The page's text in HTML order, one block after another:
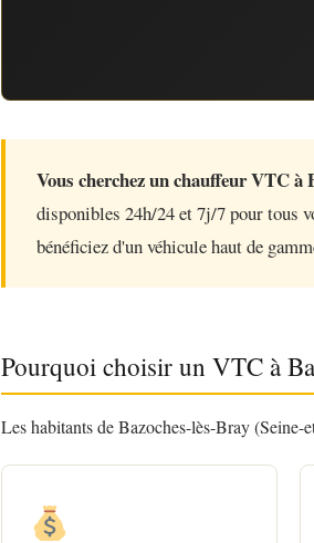
Vous cherchez un chauffeur VTC à
disponibles 24h/24 et 7j/7 pour tous
bénéficiez d'un véhicule haut de
Pourquoi choisir un VTC à
Les habitants de Bazoches-lès-Bray